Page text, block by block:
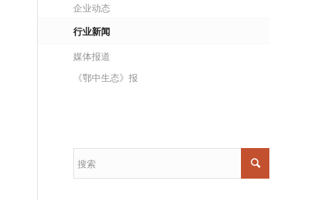
企业动态
行业新闻
媒体报道
《鄂中生态》报